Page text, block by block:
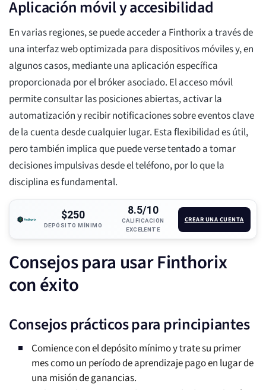
Aplicación móvil y accesibilidad
En varias regiones, se puede acceder a Finthorix a través de
una interfaz web optimizada para dispositivos móviles y, en
algunos casos, mediante una aplicación específica
proporcionada por el bróker asociado. El acceso móvil
permite consultar las posiciones abiertas, activar la
automatización y recibir notificaciones sobre eventos clave
de la cuenta desde cualquier lugar. Esta flexibilidad es útil,
pero también implica que puede verse tentado a tomar
decisiones impulsivas desde el teléfono, por lo que la
disciplina es fundamental.
$250
DEPÓSITO MÍNIMO
8.5/10
CALIFICACIÓN
EXCELENTE
CREAR UNA CUENTA
Consejos para usar Finthorix
con éxito
Consejos prácticos para principiantes
Comience con el depósito mínimo y trate su primer
mes como un período de aprendizaje pago en lugar de
una misión de ganancias.